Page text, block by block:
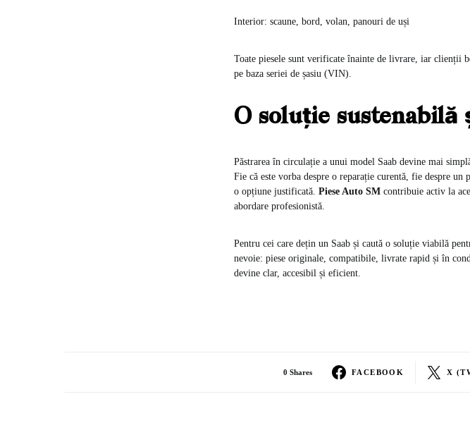
Interior: scaune, bord, volan, panouri de uși
Toate piesele sunt verificate înainte de livrare, iar clienții
pe baza seriei de șasiu (VIN).
O soluție sustenabilă
Păstrarea în circulație a unui model Saab devine mai
Fie că este vorba despre o reparație curentă, fie despre un
o opțiune justificată. Piese Auto SM contribuie activ la
abordare profesionistă.
Pentru cei care dețin un Saab și caută o soluție viabilă
nevoie: piese originale, compatibile, livrate rapid și în
devine clar, accesibil și eficient.
0 Shares FACEBOOK X